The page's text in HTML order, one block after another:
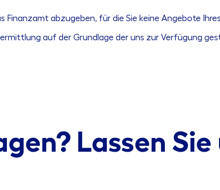
Finanzamt abzugeben, für die Sie keine Angebote
auf der Grundlage der uns zur Verfügung
Lassen Sie